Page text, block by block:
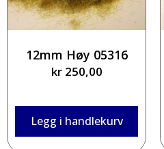
12mm Høy 05316
kr250,00
Legg i handlekurv